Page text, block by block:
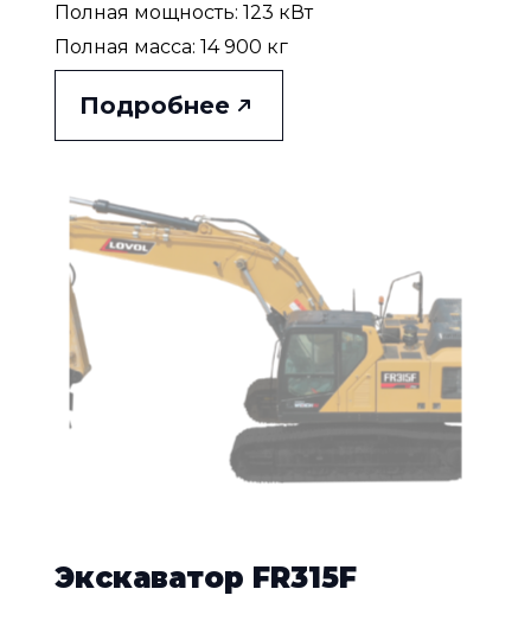
Полная мощность: 123 кВт
Полная масса: 14 900 кг
Подробнее
Экскаватор FR315F